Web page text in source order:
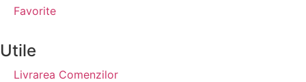
Favorite
Utile
Livrarea Comenzilor